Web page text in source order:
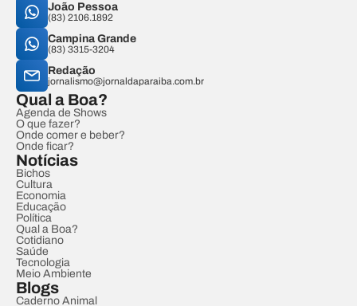
João Pessoa
(83) 2106.1892
Campina Grande
(83) 3315-3204
Redação
jornalismo@jornaldaparaiba.com.br
Qual a Boa?
Agenda de Shows
O que fazer?
Onde comer e beber?
Onde ficar?
Notícias
Bichos
Cultura
Economia
Educação
Política
Qual a Boa?
Cotidiano
Saúde
Tecnologia
Meio Ambiente
Blogs
Caderno Animal